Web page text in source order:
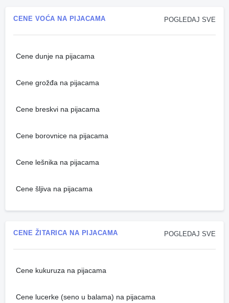
POGLEDAJ SVE
CENE VOĆA NA PIJACAMA
Cene dunje na pijacama
Cene grožđa na pijacama
Cene breskvi na pijacama
Cene borovnice na pijacama
Cene lešnika na pijacama
Cene šljiva na pijacama
POGLEDAJ SVE
CENE ŽITARICA NA PIJACAMA
Cene kukuruza na pijacama
Cene lucerke (seno u balama) na pijacama